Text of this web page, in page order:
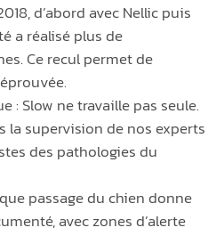
d’abord avec Nellic puis
a réalisé plus de
Ce recul permet de
: Slow ne travaille pas seule.
la supervision de nos experts
des pathologies du
passage du chien donne
avec zones d’alerte